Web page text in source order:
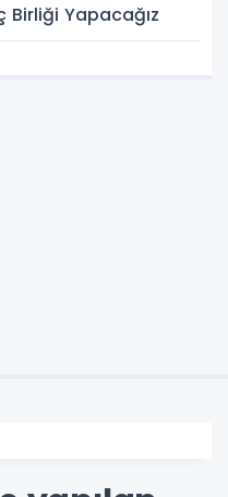
Birliği Yapacağız